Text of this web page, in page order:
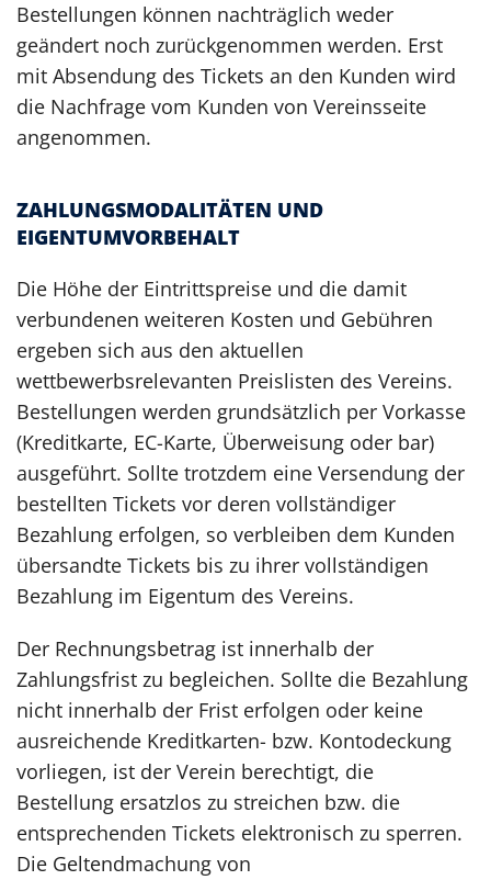
Bestellungen können nachträglich weder
geändert noch zurückgenommen werden. Erst
mit Absendung des Tickets an den Kunden wird
die Nachfrage vom Kunden von Vereinsseite
angenommen.
ZAHLUNGSMODALITÄTEN UND
EIGENTUMVORBEHALT
Die Höhe der Eintrittspreise und die damit
verbundenen weiteren Kosten und Gebühren
ergeben sich aus den aktuellen
wettbewerbsrelevanten Preislisten des Vereins.
Bestellungen werden grundsätzlich per Vorkasse
(Kreditkarte, EC-Karte, Überweisung oder bar)
ausgeführt. Sollte trotzdem eine Versendung der
bestellten Tickets vor deren vollständiger
Bezahlung erfolgen, so verbleiben dem Kunden
übersandte Tickets bis zu ihrer vollständigen
Bezahlung im Eigentum des Vereins.
Der Rechnungsbetrag ist innerhalb der
Zahlungsfrist zu begleichen. Sollte die Bezahlung
nicht innerhalb der Frist erfolgen oder keine
ausreichende Kreditkarten- bzw. Kontodeckung
vorliegen, ist der Verein berechtigt, die
Bestellung ersatzlos zu streichen bzw. die
entsprechenden Tickets elektronisch zu sperren.
Die Geltendmachung von